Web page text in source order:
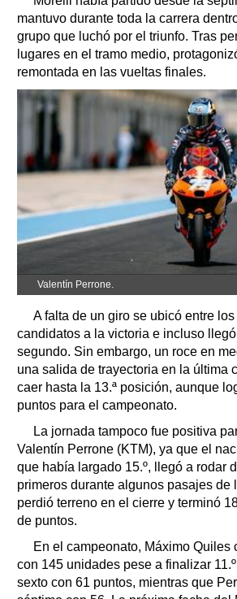
mantuvo durante toda la carrera
grupo que luchó por el triunfo. Tras
lugares en el tramo medio,
remontada en las vueltas finales.
Valentín Perrone.
A falta de un giro se ubicó entre
candidatos a la victoria e incluso
segundo. Sin embargo, un roce en
una salida de trayectoria en la última
caer hasta la 13.ª posición, aunque
puntos para el campeonato.
La jornada tampoco fue positiva
Valentín Perrone (KTM), ya que el
que había largado 15.º, llegó a rodar
primeros durante algunos pasajes de
perdió terreno en el cierre y terminó
de puntos.
En el campeonato, Máximo Quiles
con 145 unidades pese a finalizar
sexto con 61 puntos, mientras que